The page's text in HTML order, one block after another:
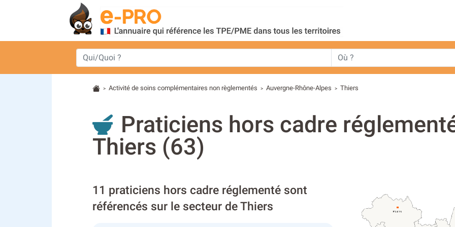
> Activité de soins complémentaires non règlementés > Auvergne-Rhône-Alpes > Thiers
Praticiens hors cadre
Thiers (63)
11 praticiens hors cadre réglementé sont
référencés sur le secteur de Thiers